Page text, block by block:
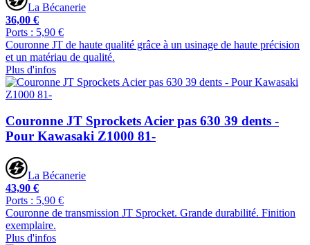
La Bécanerie
36,00 €
Ports : 5,90 €
Couronne JT de haute qualité grâce à un usinage de haute précision
et un matériau de qualité.
Plus d'infos
Couronne JT Sprockets Acier pas 630 39 dents -
Pour Kawasaki Z1000 81-
La Bécanerie
43,90 €
Ports : 5,90 €
Couronne de transmission JT Sprocket. Grande durabilité. Finition
exemplaire.
Plus d'infos